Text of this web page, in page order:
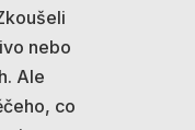
nebo
Ale
co